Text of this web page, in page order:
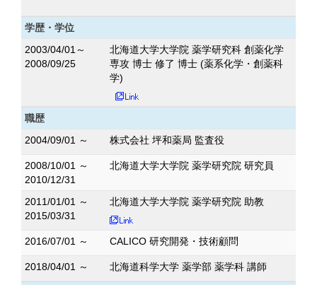
学歴・学位
2003/04/01～
2008/09/25
北海道大学大学院 薬学研究科 創薬化学
専攻 博士 修了 博士 (薬系化学・創薬科
学)
職歴
2004/09/01 ～
株式会社 坪和薬局 監査役
2008/10/01 ～
2010/12/31
北海道大学大学院 薬学研究院 研究員
2011/01/01 ～
2015/03/31
北海道大学大学院 薬学研究院 助教
2016/07/01 ～ CALICO 研究開発・技術顧問
2018/04/01 ～ 北海道科学大学 薬学部 薬学科 講師